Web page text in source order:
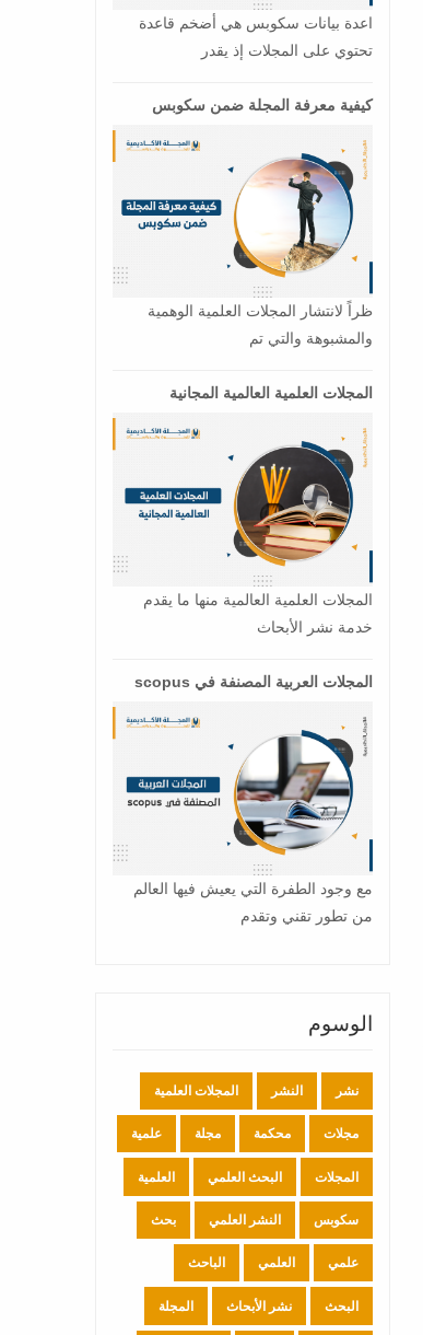
اعدة بيانات سكوبس هي أضخم قاعدة
تحتوي على المجلات إذ يقدر
كيفية معرفة المجلة ضمن سكوبس
ظراً لانتشار المجلات العلمية الوهمية
والمشبوهة والتي تم
المجلات العلمية العالمية المجانية
المجلات العلمية العالمية منها ما يقدم
خدمة نشر الأبحاث
المجلات العربية المصنفة في scopus
مع وجود الطفرة التي يعيش فيها العالم
من تطور تقني وتقدم
الوسوم
نشر النشر المجلات العلمية
مجلات محكمة مجلة علمية
المجلات البحث العلمي العلمية
سكوبس النشر العلمي بحث
علمي العلمي الباحث
البحث نشر الأبحاث المجلة